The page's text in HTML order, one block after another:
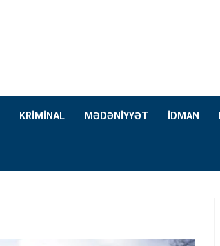
KRİMİNAL MƏDƏNİYYƏT İDMAN